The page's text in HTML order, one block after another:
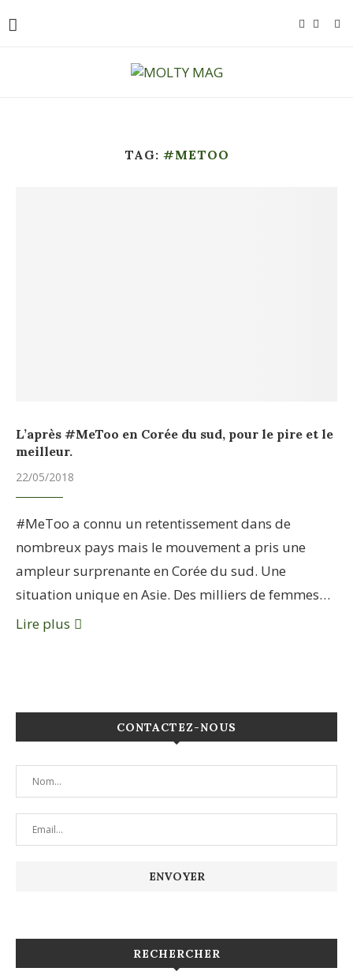
TAG: #METOO
L’après #MeToo en Corée du sud, pour le pire et le
meilleur.
22/05/2018
#MeToo a connu un retentissement dans de
nombreux pays mais le mouvement a pris une
ampleur surprenante en Corée du sud. Une
situation unique en Asie. Des milliers de femmes…
Lire plus
CONTACTEZ-NOUS
RECHERCHER